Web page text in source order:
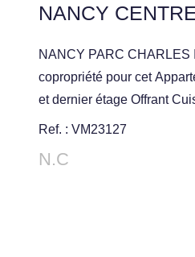
NANCY PARC CHARLES III: Immeuble à faibles charges de
copropriété pour cet
et dernier étage Offrant
Salle d'eau, Grenier. Libre
Ref. : VM23127
N.C